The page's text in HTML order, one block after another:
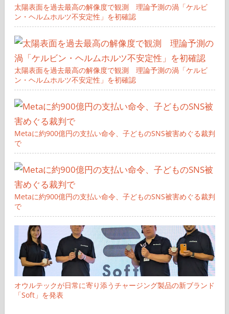
太陽表面を過去最高の解像度で観測 理論予測の渦「ケルビ
ン・ヘルムホルツ不安定性」を初確認
太陽表面を過去最高の解像度で観測 理論予測の渦「ケルビ
ン・ヘルムホルツ不安定性」を初確認
Metaに約900億円の支払い命令、子どものSNS被害めぐる裁判
で
Metaに約900億円の支払い命令、子どものSNS被害めぐる裁判
で
オウルテックが日常に寄り添うチャージング製品の新ブランド
「Soft」を発表